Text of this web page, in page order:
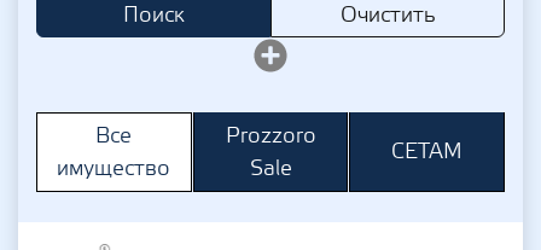
Поиск Очистить
Все
имущество
Prozzoro
Sale
СЕТАМ